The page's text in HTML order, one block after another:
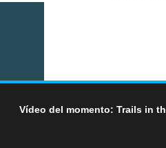
Vídeo del momento: Trails in